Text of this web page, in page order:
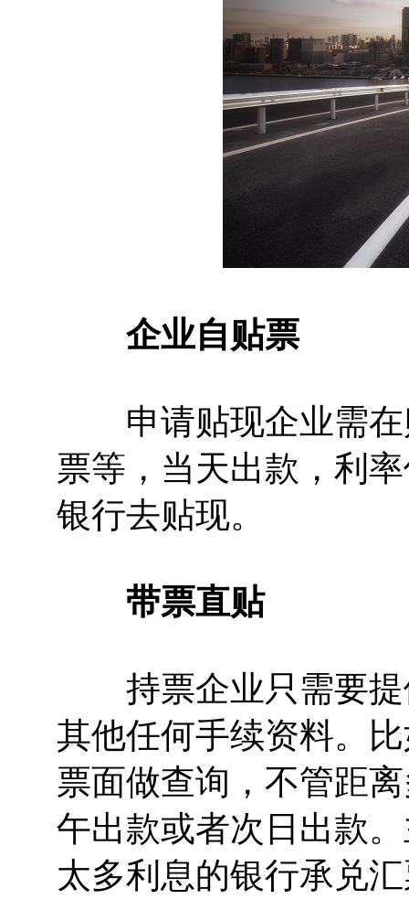
企业自贴票
申请贴现企业需在
票等，当天出款，利
银行去贴现。
带票直贴
持票企业只需要提
其他任何手续资料。
票面做查询，不管距
午出款或者次日出款
太多利息的银行承兑